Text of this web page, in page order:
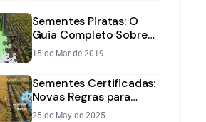
leitura
Sementes Piratas: O
Guia Completo Sobre
Riscos e Como Evitar
Prejuízos
15 de Mar de 2019
Sementes Certificadas:
Novas Regras para
Proteger sua Lavoura
25 de May de 2025